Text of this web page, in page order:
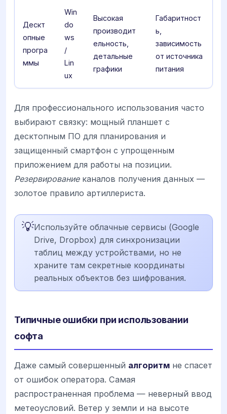
Дескт
опные
програ
ммы
Win
do
ws
/
Lin
ux
Высокая
производит
ельность,
детальные
графики
Габаритност
ь,
зависимость
от источника
питания
Для профессионального использования часто
выбирают связку: мощный планшет с
десктопным ПО для планирования и
защищенный смартфон с упрощенным
приложением для работы на позиции.
Резервированиеканалов получения данных —
золотое правило артиллериста.
💡Используйте облачные сервисы (Google
Drive, Dropbox) для синхронизации
таблиц между устройствами, но не
храните там секретные координаты
реальных объектов без шифрования.
Типичные ошибки при использовании
софта
Даже самый совершенный алгоритм не спасет
от ошибок оператора. Самая
распространенная проблема — неверный ввод
метеоусловий. Ветер у земли и на высоте